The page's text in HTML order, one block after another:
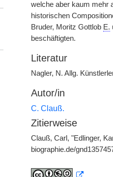
welche aber kaum mehr
historischen
Bruder, Moritz Gottlob E.
beschäftigten.
Literatur
Nagler, N. Allg.
Autor/in
C. Clauß.
Zitierweise
Clauß, Carl, "Edlinger,
biographie.de/